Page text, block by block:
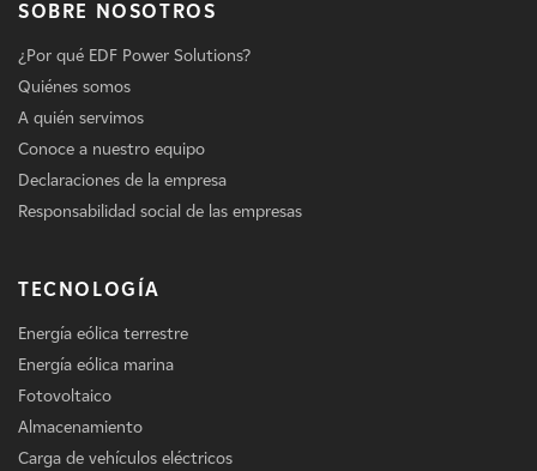
SOBRE NOSOTROS
¿Por qué EDF Power Solutions?
Quiénes somos
A quién servimos
Conoce a nuestro equipo
Declaraciones de la empresa
Responsabilidad social de las empresas
TECNOLOGÍA
Energía eólica terrestre
Energía eólica marina
Fotovoltaico
Almacenamiento
Carga de vehículos eléctricos